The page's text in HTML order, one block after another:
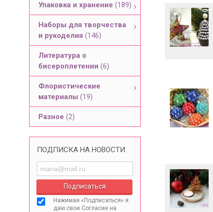
Упаковка и хранение (189)
Наборы для творчества
и рукоделия (146)
Литература о
бисероплетении (6)
Флористические
материалы (19)
Разное (2)
ПОДПИСКА НА НОВОСТИ
Нажимая «Подписаться» я
даю свое Согласие на